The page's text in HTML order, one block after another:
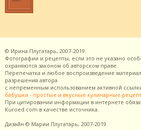
© Ирина Плугатарь, 2007-2019.
Фотографии и рецепты, если это не указано
охраняются законом об авторском праве.
Перепечатка и любое воспроизведение
разрешения автора
с непременным использованием активной
бабушки - простые и вкусные кулинарные
При цитировании информации в интернете
Kuroed.com в качестве источника.
Дизайн © Марии Плугатарь, 2007-2019